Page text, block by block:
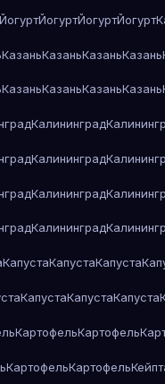
ЙогуртЙогуртЙогуртЙогурт
КазаньКазаньКазаньКазань
КазаньКазаньКазаньКазань
Калининград
Калининград
Калининград
Калининград
КапустаКапустаКапуста
КапустаКапустаКапуста
КартофельКартофель
КартофельКартофель